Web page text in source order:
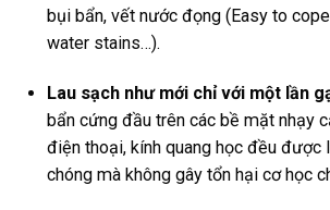
bụi bẩn, vết nước đọng (Easy to
water stains…).
Lau sạch như mới chỉ với một lần
bẩn cứng đầu trên các bề mặt nhạy
điện thoại, kính quang học đều được
chóng mà không gây tổn hại cơ học